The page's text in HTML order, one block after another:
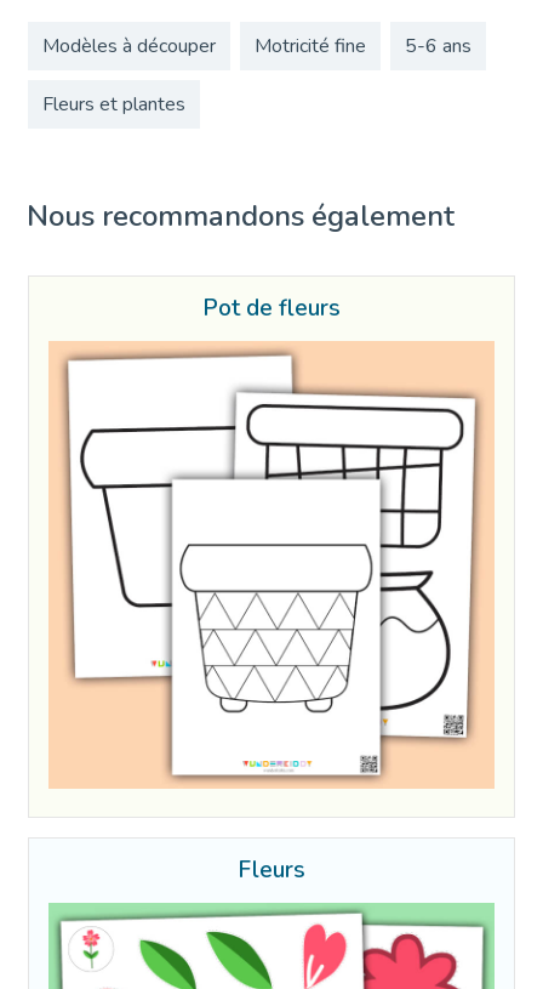
Modèles à découper Motricité fine 5-6 ans
Fleurs et plantes
Nous recommandons également
Pot de fleurs
Fleurs